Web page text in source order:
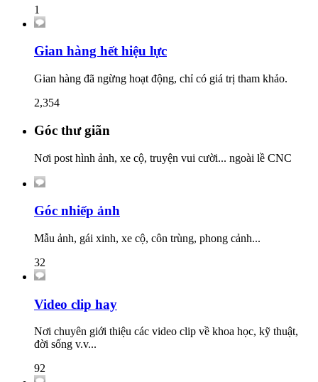
1
Gian hàng hết hiệu lực
Gian hàng đã ngừng hoạt động, chỉ có giá trị tham khảo.
2,354
Góc thư giãn
Nơi post hình ảnh, xe cộ, truyện vui cười... ngoài lề CNC
Góc nhiếp ảnh
Mẫu ảnh, gái xinh, xe cộ, côn trùng, phong cảnh...
32
Video clip hay
Nơi chuyên giới thiệu các video clip về khoa học, kỹ thuật,
đời sống v.v...
92